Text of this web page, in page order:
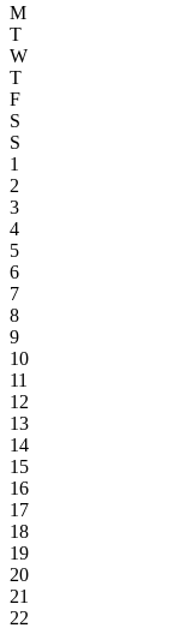
M
T
W
T
F
S
S
1
2
3
4
5
6
7
8
9
10
11
12
13
14
15
16
17
18
19
20
21
22